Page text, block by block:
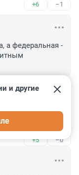
+6 –1
а федеральная -
–2
+5 –0
и другие